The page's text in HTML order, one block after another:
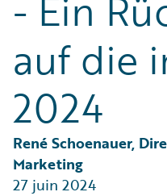
Partner Perspective
Technology
Trends
auf die
2024
René Schoenauer,
Marketing
27 juin 2024